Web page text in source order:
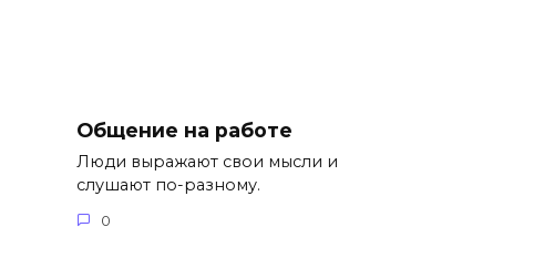
Общение на работе
Люди выражают свои мысли и
слушают по-разному.
0